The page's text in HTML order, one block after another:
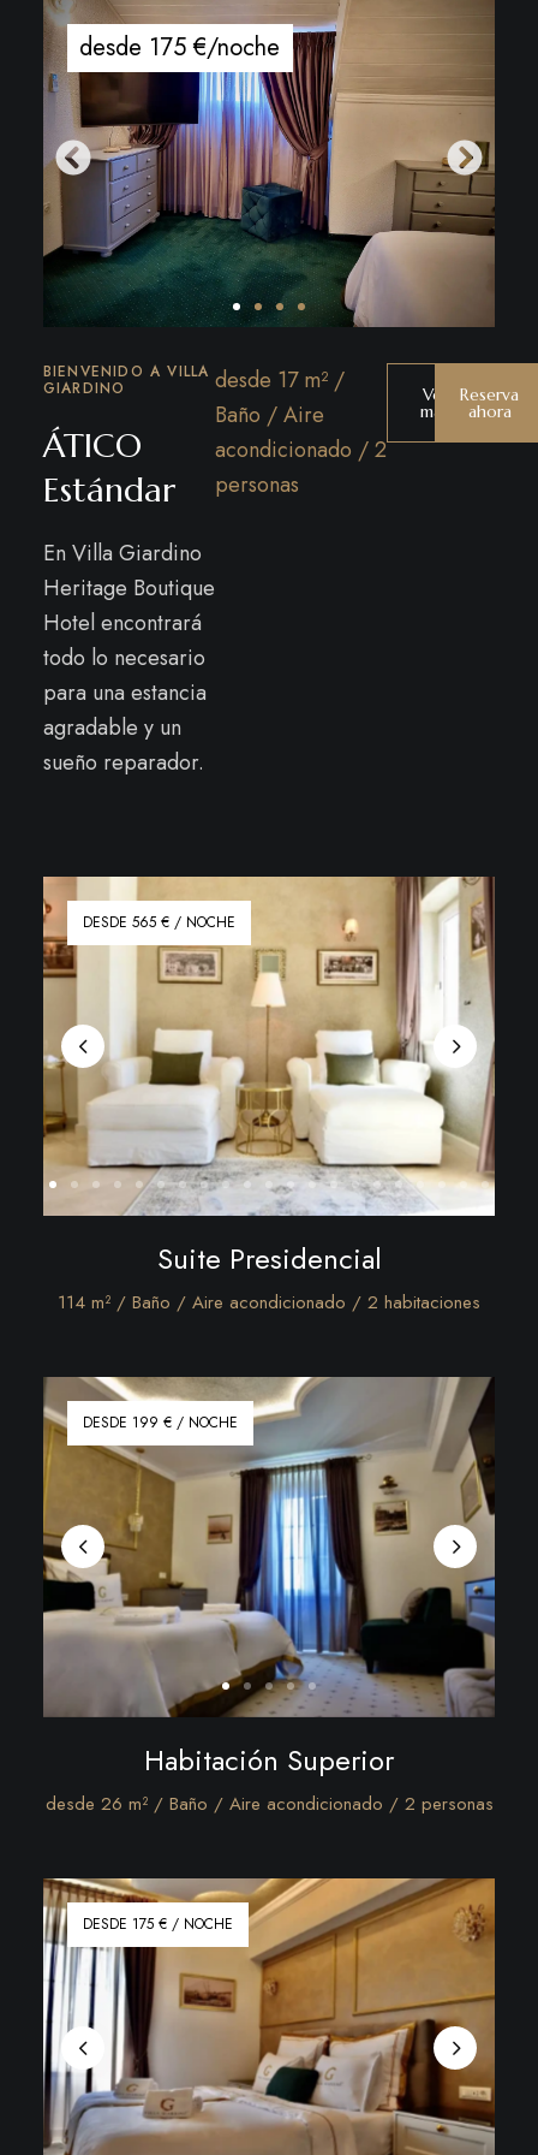
desde 175 €/noche
BIENVENIDO A VILLA
GIARDINO
ÁTICO
Estándar
En Villa Giardino
Heritage Boutique
Hotel encontrará
todo lo necesario
para una estancia
agradable y un
sueño reparador.
desde 17 m² /
Baño / Aire
acondicionado / 2
personas
Ver
más
Reserva
ahora
DESDE 565 € / NOCHE
Suite Presidencial
114 m² / Baño / Aire acondicionado / 2 habitaciones
DESDE 199 € / NOCHE
Habitación Superior
desde 26 m² / Baño / Aire acondicionado / 2 personas
DESDE 175 € / NOCHE